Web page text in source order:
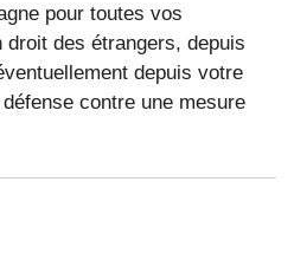
pour toutes vos
des étrangers, depuis
depuis votre
contre une mesure